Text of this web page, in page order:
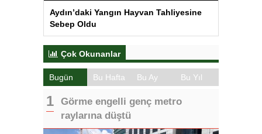
Aydın’daki Yangın Hayvan Tahliyesine
Sebep Oldu
Çok Okunanlar
Bugün Bu Hafta Bu Ay Bu Yıl
Görme engelli genç metro
raylarına düştü